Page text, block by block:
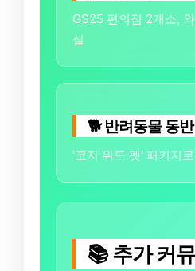
GS25 편의점 2개소,
실
🐕 반려동물 동반
'코지 위드 펫' 패키지
📚 추가 커